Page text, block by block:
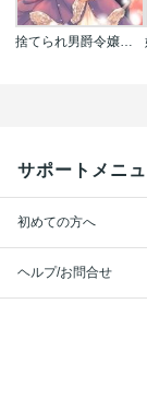
サポートメニ
初めての方へ
ヘルプ/お問合せ